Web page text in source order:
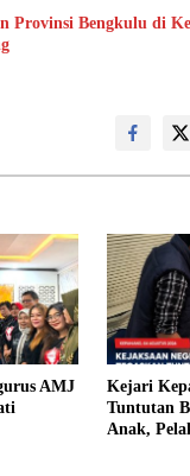
Provinsi Bengkulu di
AMJ
Kejari
Tuntutan
Anak,